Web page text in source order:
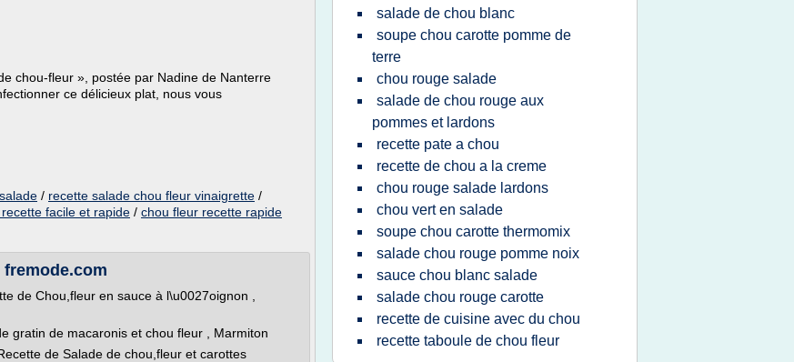
chou-fleur », postée par Nadine de Nanterre
ce délicieux plat, nous vous
/ recette salade chou fleur vinaigrette /
facile et rapide / chou fleur recette rapide
de Chou,fleur en sauce à l\u0027oignon ,
gratin de macaronis et chou fleur , Marmiton
de Salade de chou,fleur et carottes
salade de chou blanc
soupe chou carotte pomme de
terre
chou rouge salade
salade de chou rouge aux
pommes et lardons
recette pate a chou
recette de chou a la creme
chou rouge salade lardons
chou vert en salade
soupe chou carotte thermomix
salade chou rouge pomme noix
sauce chou blanc salade
salade chou rouge carotte
recette de cuisine avec du chou
recette taboule de chou fleur